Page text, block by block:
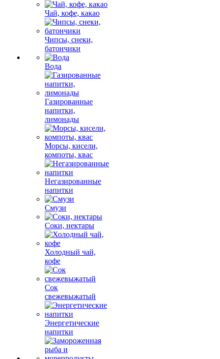
Чай, кофе, какао
Чипсы, снеки,
батончики
Вода
Газированные
напитки,
лимонады
Морсы, кисели,
компоты, квас
Негазированные
напитки
Смузи
Соки, нектары
Холодный чай,
кофе
Сок
свежевыжатый
Энергетические
напитки